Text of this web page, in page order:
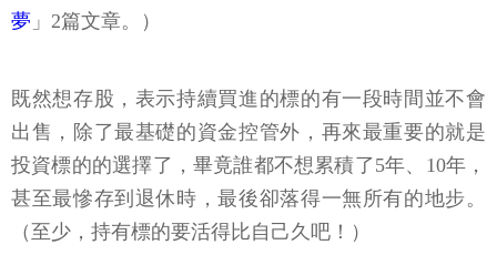
夢 」2篇文章。）
既然想存股，表示持續買進的標的有一段時間並不會
出售，除了最基礎的資金控管外，再來最重要的就是
投資標的的選擇了，畢竟誰都不想累積了5年、10年，
甚至最慘存到退休時，最後卻落得一無所有的地步。
（至少，持有標的要活得比自己久吧！）